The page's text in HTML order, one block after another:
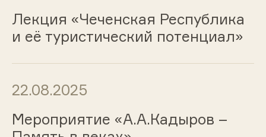
Лекция «Чеченская Республика
и её туристический потенциал»
22.08.2025
Мероприятие «А.А.Кадыров –